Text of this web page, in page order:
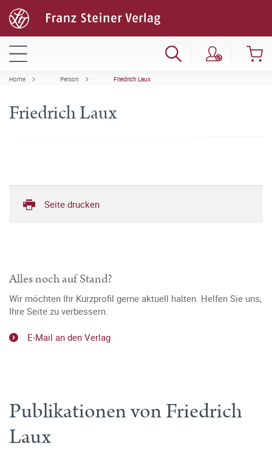
Home Person Friedrich Laux
Friedrich Laux
Seite drucken
Alles noch auf Stand?
Wir möchten Ihr Kurzprofil gerne aktuell halten. Helfen Sie uns,
Ihre Seite zu verbessern.
E-Mail an den Verlag
Publikationen von Friedrich
Laux